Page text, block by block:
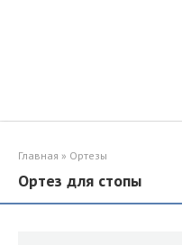
Главная » Ортезы
Ортез для стопы